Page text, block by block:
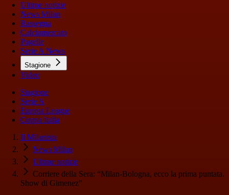
Ultime notizie
News Milan
Rassegna
Calciomercato
Pagelle
Serie A News
Stagione
Video
Stagione
Serie A
Europa League
Coppa Italia
Il Milanista
News Milan
Ultime notizie
Corriere della Sera: “Milan-Bologna, ecco la prima puntata.
Show di Gimenez”